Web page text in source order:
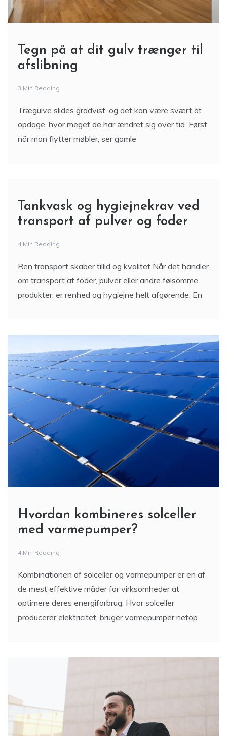
Tegn på at dit gulv trænger til
afslibning
3 Min Reading
Trægulve slides gradvist, og det kan være svært at
opdage, hvor meget de har ændret sig over tid. Først
når man flytter møbler, ser gamle
Tankvask og hygiejnekrav ved
transport af pulver og foder
4 Min Reading
Ren transport skaber tillid og kvalitet Når det handler
om transport af foder, pulver eller andre følsomme
produkter, er renhed og hygiejne helt afgørende. En
Hvordan kombineres solceller
med varmepumper?
4 Min Reading
Kombinationen af solceller og varmepumper er en af
de mest effektive måder for virksomheder at
optimere deres energiforbrug. Hvor solceller
producerer elektricitet, bruger varmepumper netop